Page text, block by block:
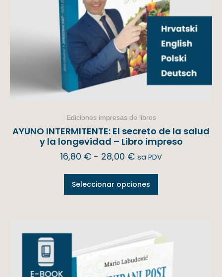
Ediciones impresas de libros
AYUNO INTERMITENTE: El secreto de la salud
y la longevidad – Libro impreso
16,80 € - 28,00 € sa PDV
Seleccionar opciones